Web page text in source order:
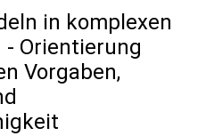
in komplexen
Orientierung
Vorgaben,